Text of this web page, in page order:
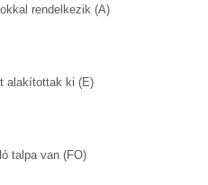
rendelkezik (A)
alakítottak ki (E)
talpa van (FO)